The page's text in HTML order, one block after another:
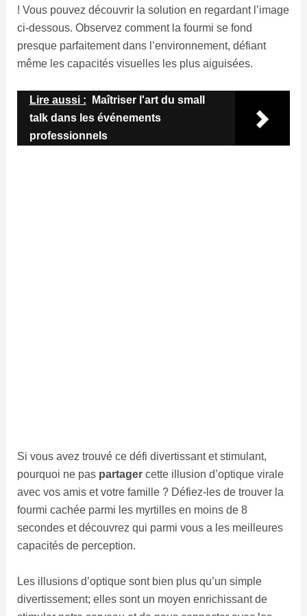
! Vous pouvez découvrir la solution en regardant l’image
ci-dessous. Observez comment la fourmi se fond
presque parfaitement dans l’environnement, défiant
même les capacités visuelles les plus aiguisées.
Lire aussi :
Maîtriser l'art du small
talk dans les événements
professionnels
Nathalie S.
Passionnée par l’écriture et curieuse de
tout, je partage mes découvertes à travers
des articles captivants. Avec un style fluide
l’actualité, les tendances et bien plus encore
pour informer et inspirer mes lecteurs au quotidien.